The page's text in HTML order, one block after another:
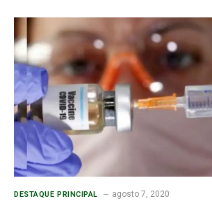
DESTAQUE PRINCIPAL agosto 7, 2020